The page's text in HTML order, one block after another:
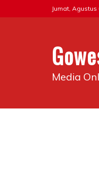
to
Jumat, Agustus
Media